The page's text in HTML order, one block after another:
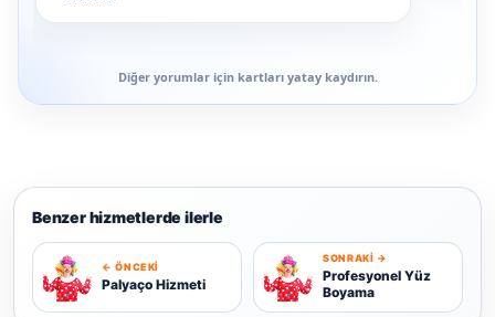
Diğer yorumlar için kartları yatay kaydırın.
Benzer hizmetlerde ilerle
P ← ÖNCEKI
Palyaço Hizmeti P
SONRAKI →
Profesyonel Yüz
Boyama